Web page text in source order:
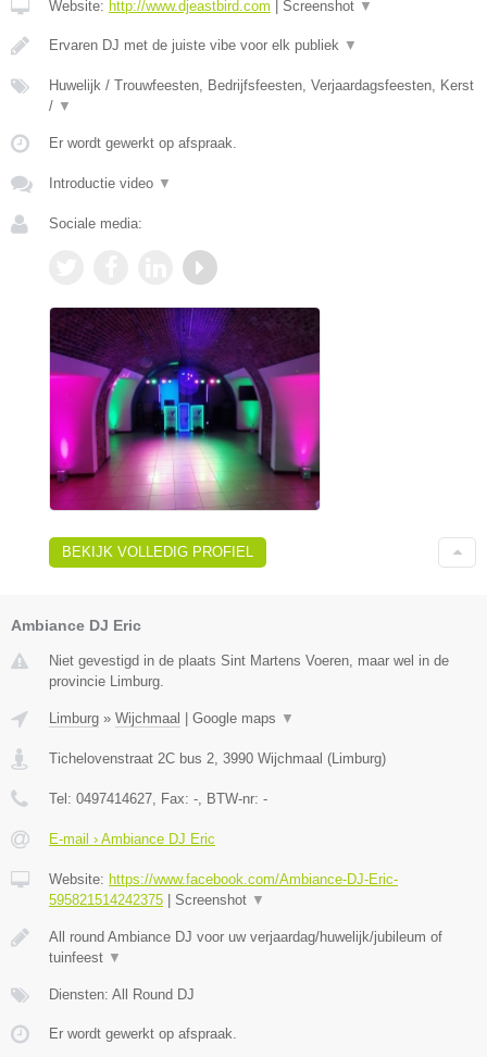
Website: http://www.djeastbird.com Screenshot ▼
Ervaren DJ met de juiste vibe voor elk publiek ▼
Huwelijk / Trouwfeesten, Bedrijfsfeesten, Verjaardagsfeesten, Kerst
/ ▼
Er wordt gewerkt op afspraak.
Introductie video ▼
Sociale media:
BEKIJK VOLLEDIG PROFIEL
Ambiance DJ Eric
Niet gevestigd in de plaats Sint Martens Voeren, maar wel in de
provincie Limburg.
Limburg » Wijchmaal | Google maps ▼
Tichelovenstraat 2C bus 2 3990 Wijchmaal (Limburg)
Tel: 0497414627 , Fax: - , BTW-nr: -
E-mail › Ambiance DJ Eric
Website: https://www.facebook.com/Ambiance-DJ-Eric-
595821514242375 | Screenshot ▼
All round Ambiance DJ voor uw verjaardag/huwelijk/jubileum of
tuinfeest ▼
Diensten: All Round DJ
Er wordt gewerkt op afspraak.